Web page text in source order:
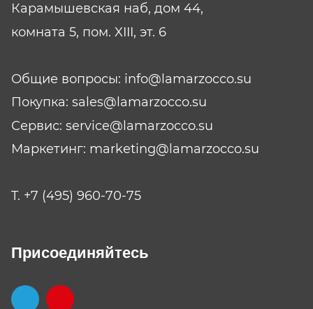
Карамышевская наб, дом 44,
комната 5, пом. XIII, эт. 6
Общие вопросы: info@lamarzocco.su
Покупка: sales@lamarzocco.su
Сервис: service@lamarzocco.su
Маркетинг: marketing@lamarzocco.su
T. +7 (495) 960-70-75
Присоединяйтесь